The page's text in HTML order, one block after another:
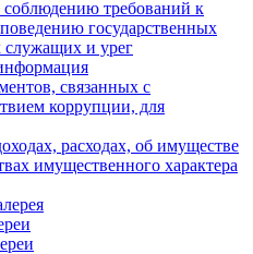
требований к
государственных
служащих и урег
связанных с
коррупции, для
расходах, об имуществе
имущественного характера